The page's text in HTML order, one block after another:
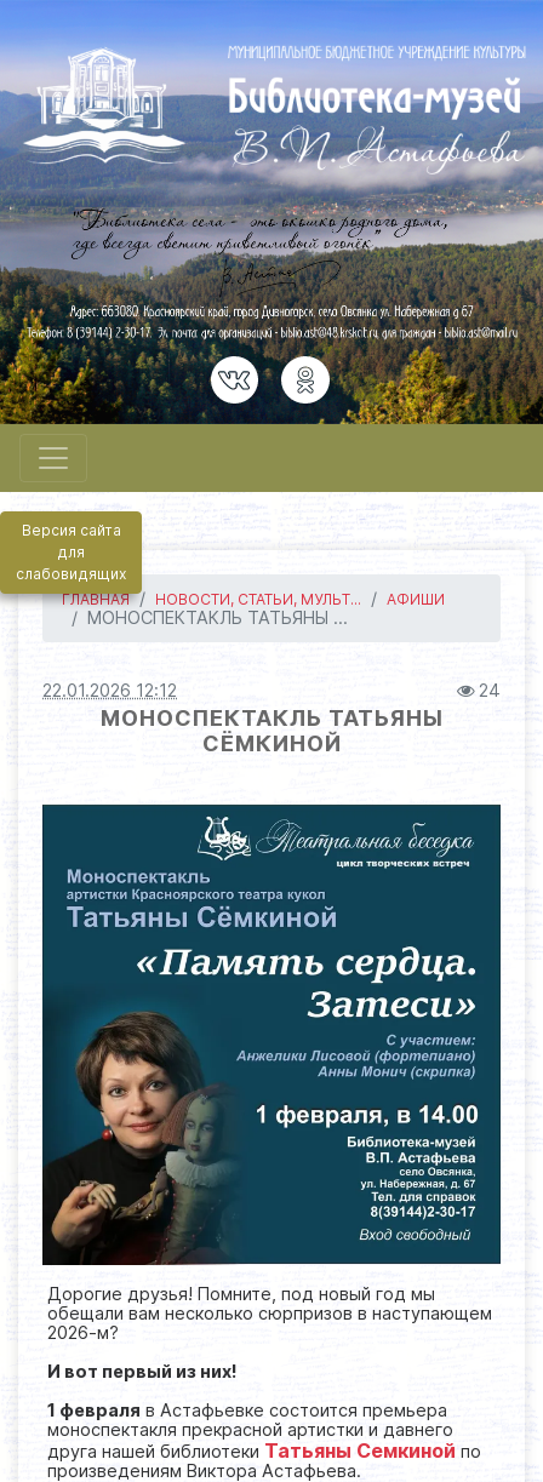
Версия сайта
для
слабовидящих
ГЛАВНАЯ
НОВОСТИ, СТАТЬИ, МУЛЬТ... АФИШИ
МОНОСПЕКТАКЛЬ ТАТЬЯНЫ ...
22.01.2026 12:12 24
МОНОСПЕКТАКЛЬ ТАТЬЯНЫ
СЁМКИНОЙ
Дорогие друзья! Помните, под новый год мы
обещали вам несколько сюрпризов в наступающем
2026-м?
И вот первый из них!
1 февраля в Астафьевке состоится премьера
моноспектакля прекрасной артистки и давнего
друга нашей библиотеки Татьяны Семкиной по
произведениям Виктора Астафьева.